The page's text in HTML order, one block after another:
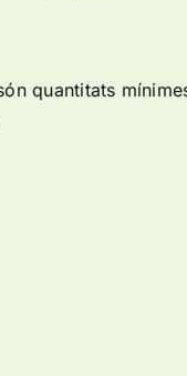
quantitats